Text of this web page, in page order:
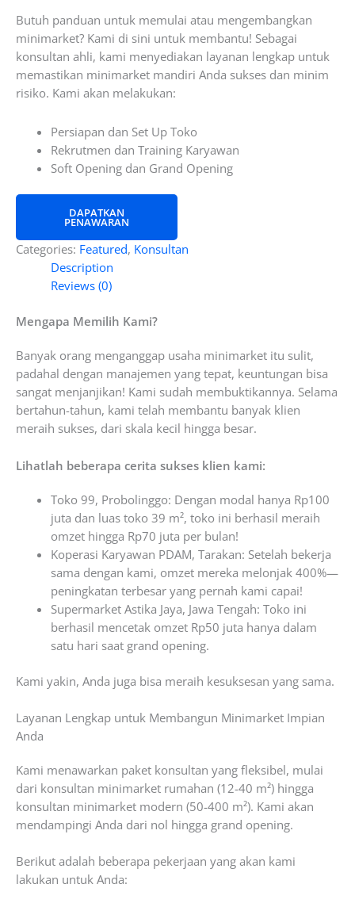
Butuh panduan untuk memulai atau mengembangkan
minimarket? Kami di sini untuk membantu! Sebagai
konsultan ahli, kami menyediakan layanan lengkap untuk
memastikan minimarket mandiri Anda sukses dan minim
risiko. Kami akan melakukan:
Persiapan dan Set Up Toko
Rekrutmen dan Training Karyawan
Soft Opening dan Grand Opening
DAPATKAN
PENAWARAN
Categories: Featured, Konsultan
Description
Reviews (0)
Mengapa Memilih Kami?
Banyak orang menganggap usaha minimarket itu sulit,
padahal dengan manajemen yang tepat, keuntungan bisa
sangat menjanjikan! Kami sudah membuktikannya. Selama
bertahun-tahun, kami telah membantu banyak klien
meraih sukses, dari skala kecil hingga besar.
Lihatlah beberapa cerita sukses klien kami:
Toko 99, Probolinggo: Dengan modal hanya Rp100
juta dan luas toko 39 m², toko ini berhasil meraih
omzet hingga Rp70 juta per bulan!
Koperasi Karyawan PDAM, Tarakan: Setelah bekerja
sama dengan kami, omzet mereka melonjak 400%—
peningkatan terbesar yang pernah kami capai!
Supermarket Astika Jaya, Jawa Tengah: Toko ini
berhasil mencetak omzet Rp50 juta hanya dalam
satu hari saat grand opening.
Kami yakin, Anda juga bisa meraih kesuksesan yang sama.
Layanan Lengkap untuk Membangun Minimarket Impian
Anda
Kami menawarkan paket konsultan yang fleksibel, mulai
dari konsultan minimarket rumahan (12-40 m²) hingga
konsultan minimarket modern (50-400 m²). Kami akan
mendampingi Anda dari nol hingga grand opening.
Berikut adalah beberapa pekerjaan yang akan kami
lakukan untuk Anda: